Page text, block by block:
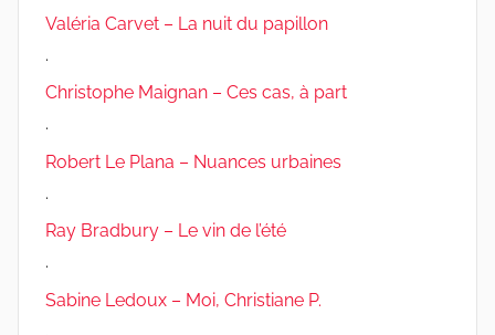
Valéria Carvet – La nuit du papillon
.
Christophe Maignan – Ces cas, à part
.
Robert Le Plana – Nuances urbaines
.
Ray Bradbury – Le vin de l’été
.
Sabine Ledoux – Moi, Christiane P.
.